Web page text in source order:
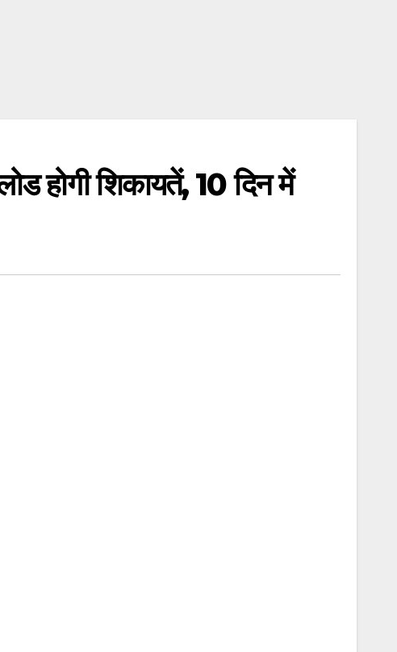
होगी शिकायतें, 10 दिन में